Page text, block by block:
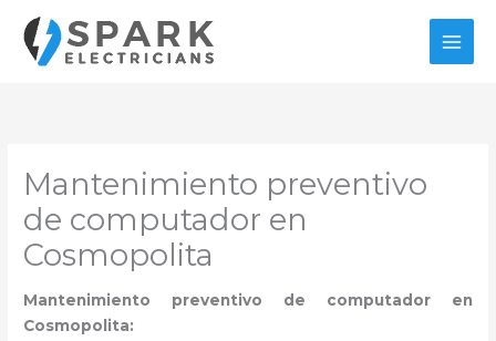
contenido
Mantenimiento preventivo
de computador en
Cosmopolita
Mantenimiento preventivo de computador en
Cosmopolita: